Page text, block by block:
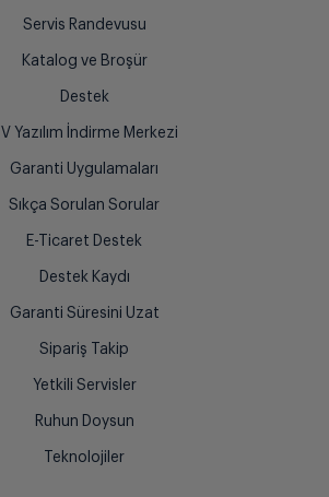
Servis Randevusu
Katalog ve Broşür
Destek
Yazılım İndirme Merkezi
Garanti Uygulamaları
Sıkça Sorulan Sorular
E-Ticaret Destek
Destek Kaydı
Garanti Süresini Uzat
Sipariş Takip
Yetkili Servisler
Ruhun Doysun
Teknolojiler